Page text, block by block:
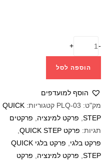
-
+
הוספה לסל
הוסף למועדפים
מק"ט: PLQ-03 קטגוריות:QUICK
STEP
, פרקט למינציה, פרקטים
תגיות: פרקט QUICK STEP
,
פרקט בלגי,
פרקט בלגי QUICK
STEP
, פרקט למינציה, פרקט